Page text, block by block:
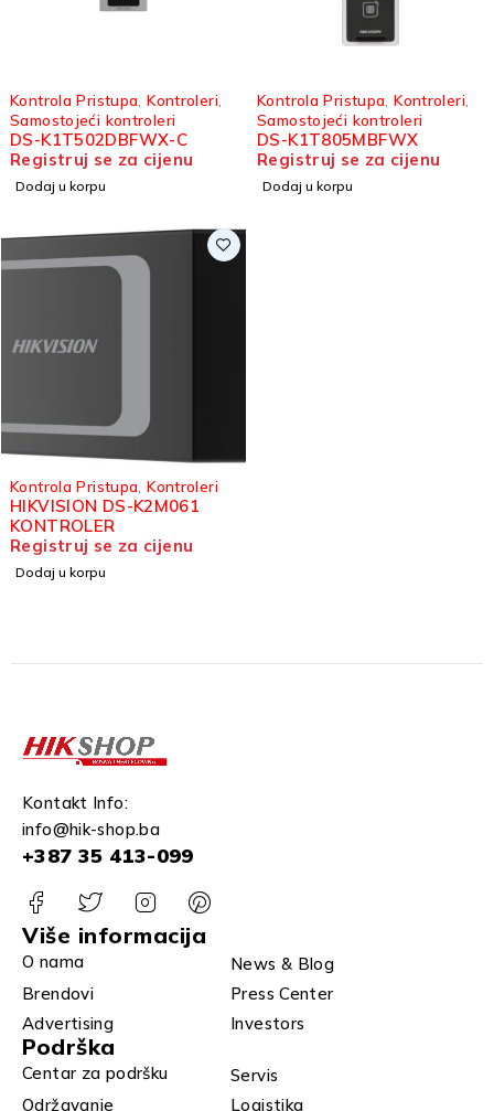
Kontrola Pristupa ,Kontroleri
Samostojeći kontroleri
DS-K1T502DBFWX-C
Registruj se za cijenu
Dodaj u korpu
Kontrola Pristupa ,Kontroleri
Samostojeći kontroleri
DS-K1T805MBFWX
Registruj se za cijenu
Dodaj u korpu
Kontrola Pristupa ,Kontroleri
HIKVISION DS-K2M061
KONTROLER
Registruj se za cijenu
Dodaj u korpu
Kontakt Info:
info@hik-shop.ba
+387 35 413-099
Više informacija
O nama
News & Blog
Brendovi
Press Center
Advertising
Investors
Podrška
Centar za podršku
Servis
Održavanje
Logistika